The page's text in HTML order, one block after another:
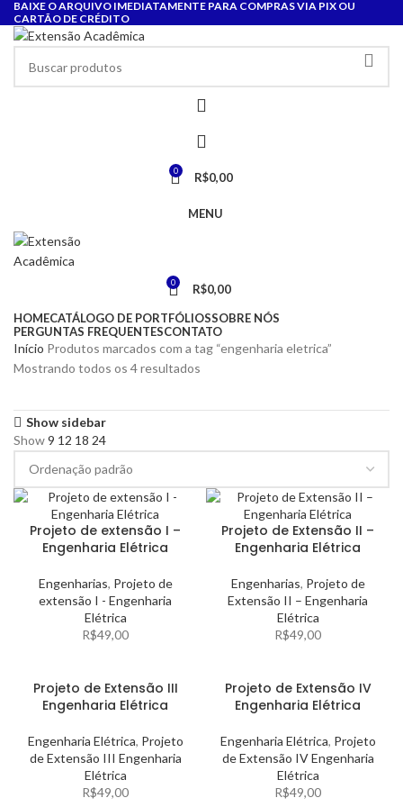
BAIXE O ARQUIVO IMEDIATAMENTE PARA COMPRAS VIA PIX OU
CARTÃO DE CRÉDITO
0 R$0,00
MENU
0 R$0,00
HOMECATÁLOGO DE PORTFÓLIOSSOBRE NÓS
PERGUNTAS FREQUENTESCONTATO
Início Produtos marcados com a tag “engenharia eletrica”
Mostrando todos os 4 resultados
Show sidebar
Show9 12 18 24
Projeto de extensão I –
Engenharia Elétrica
Engenharias, Projeto de
extensão I - Engenharia
Elétrica
R$49,00
Projeto de Extensão II –
Engenharia Elétrica
Engenharias, Projeto de
Extensão II – Engenharia
Elétrica
R$49,00
Projeto de Extensão III
Engenharia Elétrica
Engenharia Elétrica, Projeto
de Extensão III Engenharia
Elétrica
R$49,00
Projeto de Extensão IV
Engenharia Elétrica
Engenharia Elétrica, Projeto
de Extensão IV Engenharia
Elétrica
R$49,00